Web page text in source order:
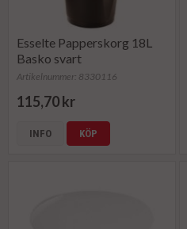
Esselte Papperskorg 18L
Basko svart
Artikelnummer: 8330116
115,70 kr
INFO KÖP